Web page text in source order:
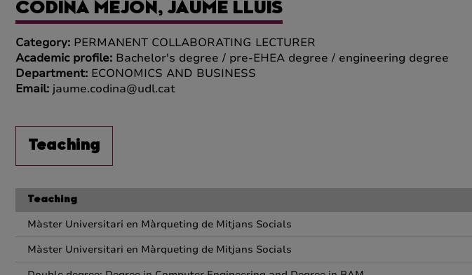
CODINA MEJON, JAUME LLUIS
Category: PERMANENT COLLABORATING LECTURER
Academic profile: Bachelor's degree / pre-EHEA degree / engineering degree
Department: ECONOMICS AND BUSINESS
Email: jaume.codina@udl.cat
Teaching
Teaching
Màster Universitari en Màrqueting de Mitjans Socials
Màster Universitari en Màrqueting de Mitjans Socials